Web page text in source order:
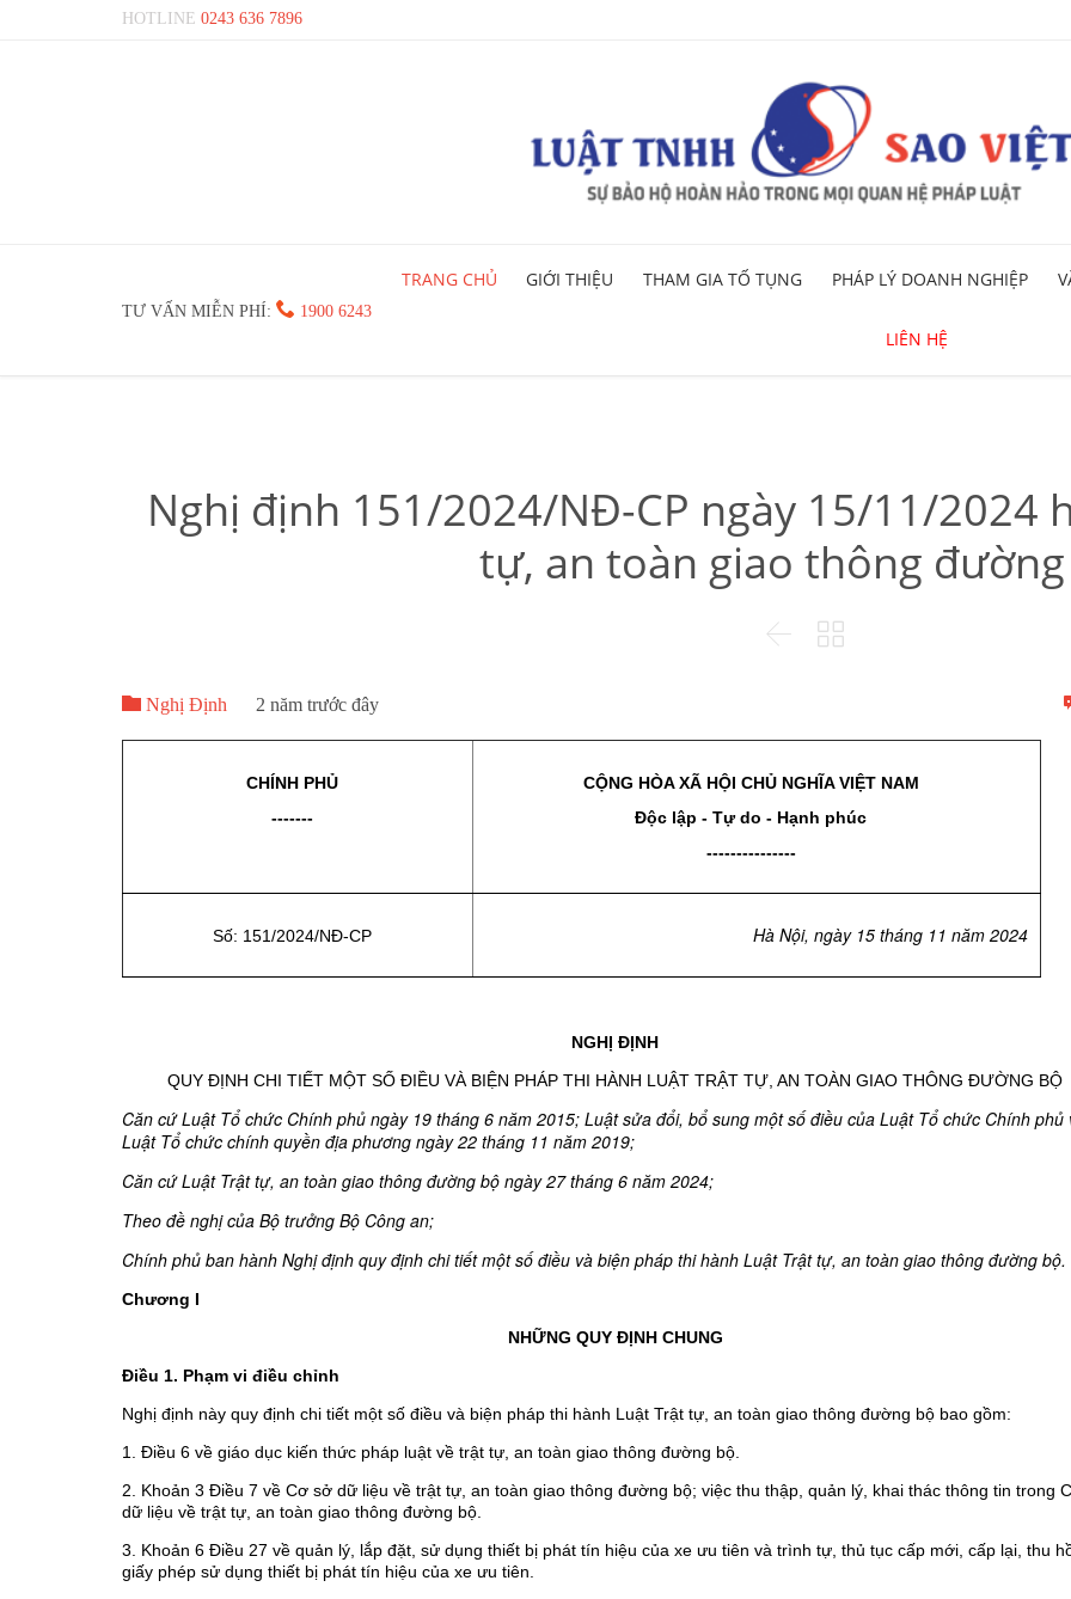
HOTLINE 0243 636 7896
TƯ VẤN MIỄN PHÍ:  1900 6243
to
TRANG CHỦ GIỚI THIỆU THAM GIA TỐ TỤNG PHÁP LÝ DOANH NGHIỆP
LIÊN HỆ
Nghị định 151/2024/NĐ-CP ngày 15/11/2024
tự, an toàn giao thông
 
 Nghị Định 2 năm trước đây
CHÍNH PHỦ
-------
CỘNG HÒA XÃ HỘI CHỦ NGHĨA VIỆT NAM
Độc lập - Tự do - Hạnh phúc
---------------
Số: 151/2024/NĐ-CP Hà Nội, ngày 15 tháng 11 năm 2024
NGHỊ ĐỊNH
QUY ĐỊNH CHI TIẾT MỘT SỐ ĐIỀU VÀ BIỆN PHÁP THI HÀNH LUẬT TRẬT TỰ, AN TOÀN GIAO THÔNG ĐƯỜNG BỘ
Căn cứ Luật Tổ chức Chính phủ ngày 19 tháng 6 năm 2015; Luật sửa đổi, bổ sung một số điều của Luật Tổ chức Chính phủ
Luật Tổ chức chính quyền địa phương ngày 22 tháng 11 năm 2019;
Căn cứ Luật Trật tự, an toàn giao thông đường bộ ngày 27 tháng 6 năm 2024;
Theo đề nghị của Bộ trưởng Bộ Công an;
Chính phủ ban hành Nghị định quy định chi tiết một số điều và biện pháp thi hành Luật Trật tự, an toàn giao thông đường bộ.
Chương I
NHỮNG QUY ĐỊNH CHUNG
Điều 1. Phạm vi điều chỉnh
Nghị định này quy định chi tiết một số điều và biện pháp thi hành Luật Trật tự, an toàn giao thông đường bộ bao gồm:
1. Điều 6 về giáo dục kiến thức pháp luật về trật tự, an toàn giao thông đường bộ.
2. Khoản 3 Điều 7 về Cơ sở dữ liệu về trật tự, an toàn giao thông đường bộ; việc thu thập, quản lý, khai thác thông tin trong
dữ liệu về trật tự, an toàn giao thông đường bộ.
3. Khoản 6 Điều 27 về quản lý, lắp đặt, sử dụng thiết bị phát tín hiệu của xe ưu tiên và trình tự, thủ tục cấp mới, cấp lại, thu
giấy phép sử dụng thiết bị phát tín hiệu của xe ưu tiên.